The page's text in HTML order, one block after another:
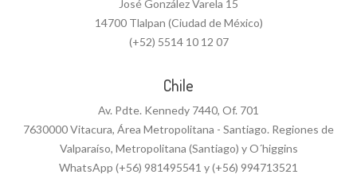
José González Varela 15
14700 Tlalpan (Ciudad de México)
(+52) 5514 10 12 07
Chile
Av. Pdte. Kennedy 7440, Of. 701
7630000 Vitacura, Área Metropolitana - Santiago. Regiones de
Valparaíso, Metropolitana (Santiago) y O´higgins
WhatsApp (+56) 981495541 y (+56) 994713521